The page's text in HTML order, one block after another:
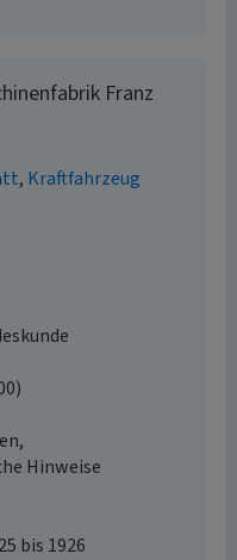
Franz
Kraftfahrzeug
Hinweise
bis 1926